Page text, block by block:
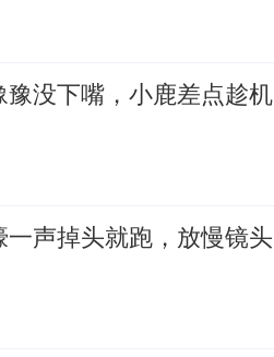
没下嘴，小鹿差点趁机
声掉头就跑，放慢镜头